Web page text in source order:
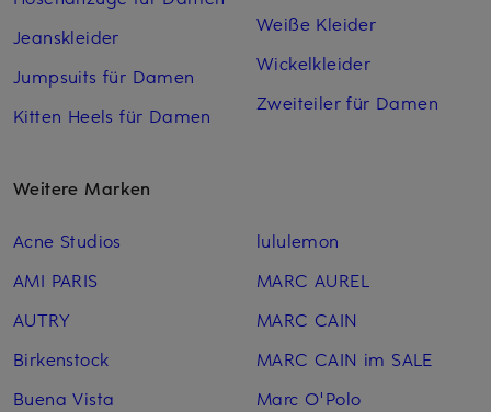
Jeanskleider
Jumpsuits für Damen
Kitten Heels für Damen
Weiße Kleider
Wickelkleider
Zweiteiler für Damen
Weitere Marken
Acne Studios
AMI PARIS
AUTRY
Birkenstock
Buena Vista
lululemon
MARC AUREL
MARC CAIN
MARC CAIN im SALE
Marc O'Polo